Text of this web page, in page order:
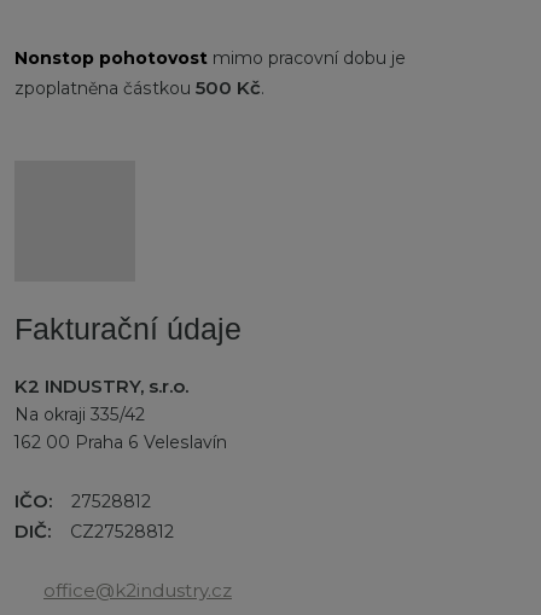
Nonstop pohotovost mimo pracovní dobu je
zpoplatněna částkou 500 Kč.
Fakturační údaje
K2 INDUSTRY, s.r.o.
Na okraji 335/42
162 00 Praha 6 Veleslavín
IČO: 27528812
DIČ: CZ27528812
office@k2industry.cz